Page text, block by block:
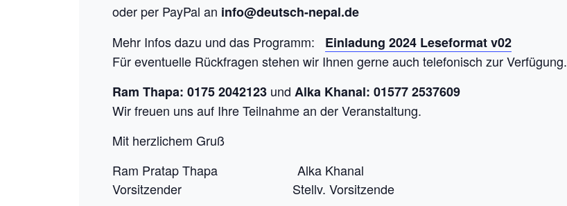
oder per PayPal an info@deutsch-nepal.de
Mehr Infos dazu und das Programm: Einladung 2024 Leseformat v02
Für eventuelle Rückfragen stehen wir Ihnen gerne auch telefonisch zur Verfügung.
Ram Thapa: 0175 2042123 und Alka Khanal: 01577 2537609
Wir freuen uns auf Ihre Teilnahme an der Veranstaltung.
Mit herzlichem Gruß
Ram Pratap Thapa Alka Khanal
Vorsitzender Stellv. Vorsitzende